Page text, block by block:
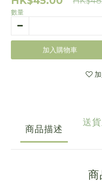
數量
加入購物車
商品描述
送
商